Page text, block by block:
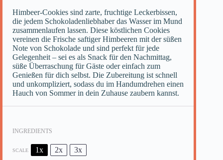
Himbeer-Cookies sind zarte, fruchtige Leckerbissen,
die jedem Schokoladenliebhaber das Wasser im Mund
zusammenlaufen lassen. Diese köstlichen Cookies
vereinen die Frische saftiger Himbeeren mit der süßen
Note von Schokolade und sind perfekt für jede
Gelegenheit – sei es als Snack für den Nachmittag,
süße Überraschung für Gäste oder einfach zum
Genießen für dich selbst. Die Zubereitung ist schnell
und unkompliziert, sodass du im Handumdrehen einen
Hauch von Sommer in dein Zuhause zaubern kannst.
INGREDIENTS
SCALE 1x 2x 3x